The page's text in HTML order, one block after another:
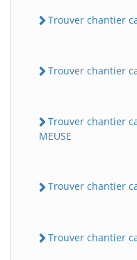
Trouver chantier
Trouver chantier
Trouver chantier
MEUSE
Trouver chantier
Trouver chantier